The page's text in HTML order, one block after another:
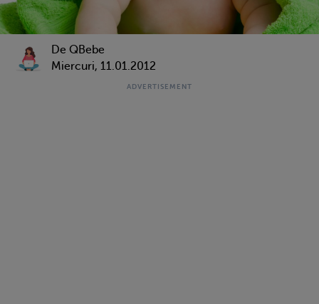
De QBebe
Miercuri, 11.01.2012